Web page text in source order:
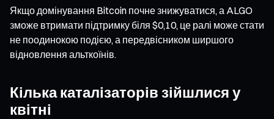
Якщо домінування Bitcoin почне знижуватися, а ALGO
зможе втримати підтримку біля $0,10, це ралі може стати
не поодинокою подією, а передвісником ширшого
відновлення альткоїнів.
Кілька каталізаторів зійшлися у
квітні